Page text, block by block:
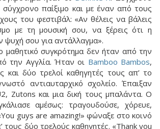
παίξιμο και με έναν από τους
του φεστιβάλ: «Αν θέλεις να βάλεις
με τη μουσική σου, να ξέρεις ότι η
ψυχή σου για αντάλλαγμα».
μαθητικό συγκρότημα δεν ήταν από την
την Αγγλία. Ήταν οι Bamboo Bambos,
και δύο τρελοί καθηγητές τους απ’ το
αντιαυταρχικό σχολείο. Έπαιξαν
Zutons και μια δική τους μπαλάντα. Ο
αμέσως: τραγουδούσε, χόρευε,
guys are amazing!» φώναξε στο κοινό
τους δύο τρελούς καθηγητές. «Thank you